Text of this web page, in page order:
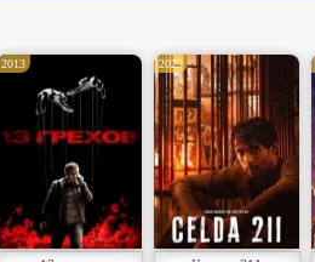
2013 2025